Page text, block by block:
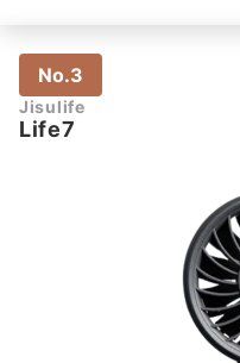
No.3
Jisulife
Life7